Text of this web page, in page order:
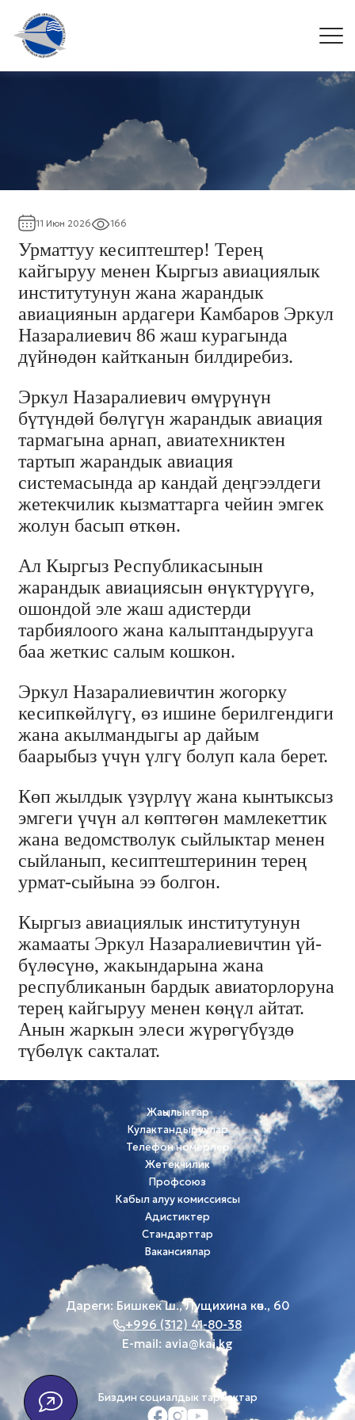
11 Июн 2026 166
Урматтуу кесиптештер! Терең
кайгыруу менен Кыргыз авиациялык
институтунун жана жарандык
авиациянын ардагери Камбаров Эркул
Назаралиевич 86 жаш курагында
дүйнөдөн кайтканын билдиребиз.
Эркул Назаралиевич өмүрүнүн
бүтүндөй бөлүгүн жарандык авиация
тармагына арнап, авиатехниктен
тартып жарандык авиация
системасында ар кандай деңгээлдеги
жетекчилик кызматтарга чейин эмгек
жолун басып өткөн.
Ал Кыргыз Республикасынын
жарандык авиациясын өнүктүрүүгө,
ошондой эле жаш адистерди
тарбиялоого жана калыптандырууга
баа жеткис салым кошкон.
Эркул Назаралиевичтин жогорку
кесипкөйлүгү, өз ишине берилгендиги
жана акылмандыгы ар дайым
баарыбыз үчүн үлгү болуп кала берет.
Көп жылдык үзүрлүү жана кынтыксыз
эмгеги үчүн ал көптөгөн мамлекеттик
жана ведомстволук сыйлыктар менен
сыйланып, кесиптештеринин терең
урмат-сыйына ээ болгон.
Кыргыз авиациялык институтунун
жамааты Эркул Назаралиевичтин үй-
бүлөсүнө, жакындарына жана
республиканын бардык авиаторлоруна
терең кайгыруу менен көңүл айтат.
Анын жаркын элеси жүрөгүбүздө
түбөлүк сакталат.
Дареги: Бишкек ш., Лущихина көч., 60
+996 (312) 41-80-38
E-mail: avia@kai.kg
Жаңылыктар
Кулактандыруулар
Телефон номерлер
Жетекчилик
Профсоюз
Кабыл алуу комиссиясы
Адистиктер
Стандарттар
Вакансиялар
Биздин социалдык тармактар